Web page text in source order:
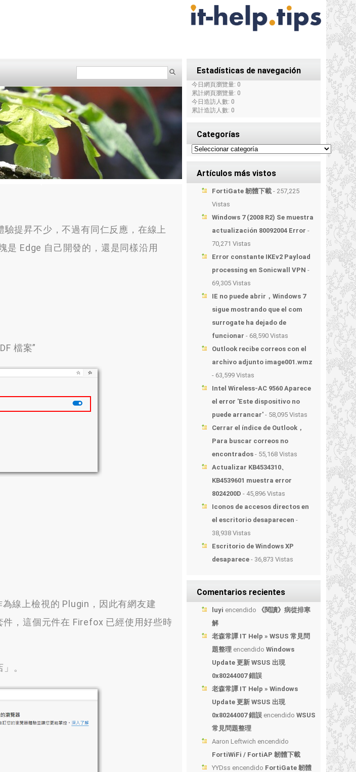
提昇不少，不過有同仁反應，在線上
是 Edge 自己開發的 ， 還是同樣沿用
檔案”
線上檢視的 Plugin ， 因此有網友建
件 ， 這個元件在 Firefox 已經使用好些時
。
Estadísticas de navegación
今日網頁瀏覽量: 0
累計網頁瀏覽量: 0
今日造訪人數: 0
累計造訪人數: 0
Categorías
Artículos más vistos
FortiGate 韌體下載 - 257,225
Vistas
Windows 7 (2008 R2) Se muestra
actualización 80092004 Error -
70,271 Vistas
Error constante IKEv2 Payload
processing en Sonicwall VPN -
69,305 Vistas
IE no puede abrir，Windows 7
sigue mostrando que el com
surrogate ha dejado de
funcionar - 68,590 Vistas
Outlook recibe correos con el
archivo adjunto image001.wmz
- 63,599 Vistas
Intel Wireless-AC 9560 Aparece
el error 'Este dispositivo no
puede arrancar' - 58,095 Vistas
Cerrar el índice de Outlook，
Para buscar correos no
encontrados - 55,168 Vistas
Actualizar KB4534310、
KB4539601 muestra error
8024200D - 45,896 Vistas
Iconos de accesos directos en
el escritorio desaparecen -
38,938 Vistas
Escritorio de Windows XP
desaparece - 36,873 Vistas
Comentarios recientes
luyi encendido
《閱讀》病從排寒
解
老森常譚 IT Help » WSUS 常見問
題整理 encendido Windows
Update 更新 WSUS 出現
0x80244007 錯誤
老森常譚 IT Help » Windows
Update 更新 WSUS 出現
0x80244007 錯誤 encendido WSUS
常見問題整理
Aaron Leftwich encendido
FortiWiFi / FortiAP 韌體下載
YYDss encendido FortiGate 韌體